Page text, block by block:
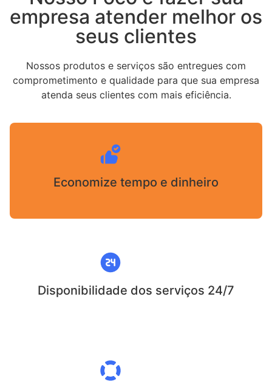
empresa atender melhor os
seus clientes
Nossos produtos e serviços são entregues com
comprometimento e qualidade para que sua empresa
atenda seus clientes com mais eficiência.
Economize tempo e dinheiro
Disponibilidade dos serviços 24/7